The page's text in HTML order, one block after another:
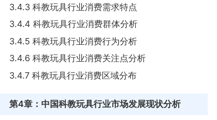
3.4.3 科教玩具行业消费需求特点
3.4.4 科教玩具行业消费群体分析
3.4.5 科教玩具行业消费行为分析
3.4.6 科教玩具行业消费关注点分析
3.4.7 科教玩具行业消费区域分布
第4章 ：中国科教玩具行业市场发展现状分析